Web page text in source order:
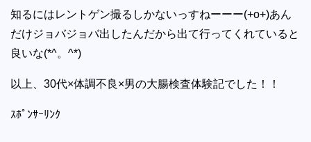
知るにはレントゲン撮るしかないっすねーーー(+o+)あん
だけジョバジョバ出したんだから出て行ってくれていると
良いな(*^。^*)
以上、30代×体調不良×男の大腸検査体験記でした！！
ｽﾎﾟﾝｻｰﾘﾝｸ